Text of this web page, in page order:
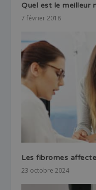
Quel est le meilleur
7 février 2018
Les fibromes
23 octobre 2024